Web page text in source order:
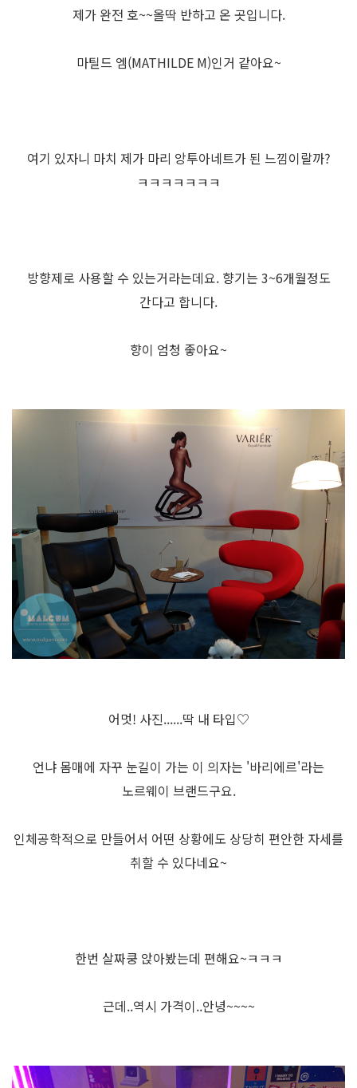
제가 완전 호~~올딱 반하고 온 곳입니다.
마틸드 엠(MATHILDE M)인거 같아요~
여기 있자니 마치 제가 마리 앙투아네트가 된 느낌이랄까?
ㅋㅋㅋㅋㅋㅋㅋ
방향제로 사용할 수 있는거라는데요. 향기는 3~6개월정도
간다고 합니다.
향이 엄청 좋아요~
어멋! 사진......딱 내 타입♡
언냐 몸매에 자꾸 눈길이 가는 이 의자는 '바리에르'라는
노르웨이 브랜드구요.
인체공학적으로 만들어서 어떤 상황에도 상당히 편안한 자세를
취할 수 있다네요~
한번 살짜쿵 앉아봤는데 편해요~ㅋㅋㅋ
근데..역시 가격이..안녕~~~~